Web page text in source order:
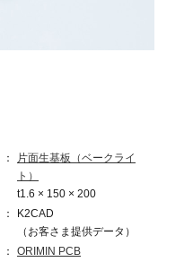
片面生基板（ベークライ
ト）
t1.6 × 150 × 200
K2CAD
（お客さま提供データ）
ORIMIN PCB